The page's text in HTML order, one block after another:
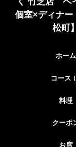
個室×ディナー
松町】
ホーム
コース
料理
クーポ
お席